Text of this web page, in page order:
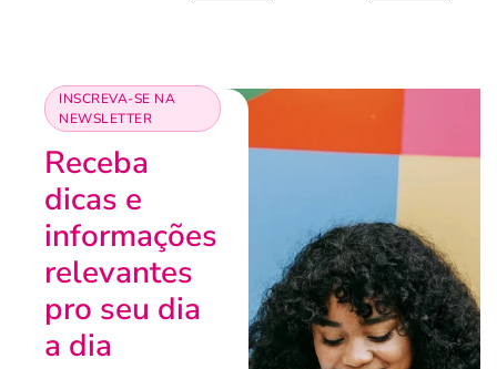
INSCREVA-SE NA
NEWSLETTER
Receba
dicas e
informações
relevantes
pro seu dia
a dia